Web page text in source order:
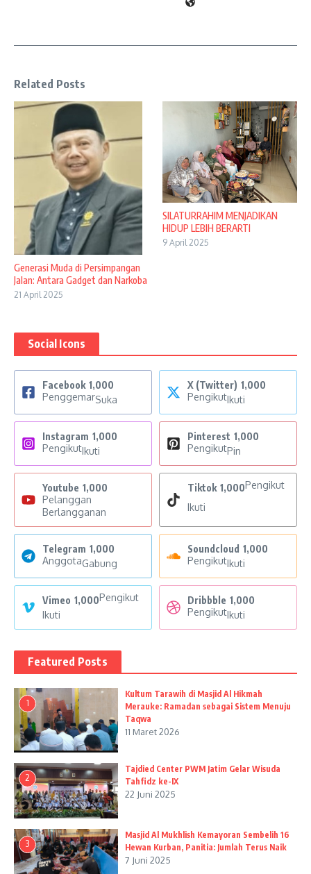
Related Posts
Generasi Muda di Persimpangan
Jalan: Antara Gadget dan Narkoba
21 April 2025
SILATURRAHIM MENJADIKAN
HIDUP LEBIH BERARTI
9 April 2025
Social Icons
Facebook 1,000
PenggemarSuka
X (Twitter) 1,000
PengikutIkuti
Instagram 1,000
PengikutIkuti
Pinterest 1,000
PengikutPin
Youtube 1,000
Pelanggan
Berlangganan
Tiktok 1,000Pengikut
Ikuti
Telegram 1,000
AnggotaGabung
Soundcloud 1,000
PengikutIkuti
Vimeo 1,000Pengikut
Ikuti
Dribbble 1,000
PengikutIkuti
Featured Posts
1
Kultum Tarawih di Masjid Al Hikmah
Merauke: Ramadan sebagai Sistem Menuju
Taqwa
11 Maret 2026
2
Tajdied Center PWM Jatim Gelar Wisuda
Tahfidz ke-IX
22 Juni 2025
3
Masjid Al Mukhlish Kemayoran Sembelih 16
Hewan Kurban, Panitia: Jumlah Terus Naik
7 Juni 2025